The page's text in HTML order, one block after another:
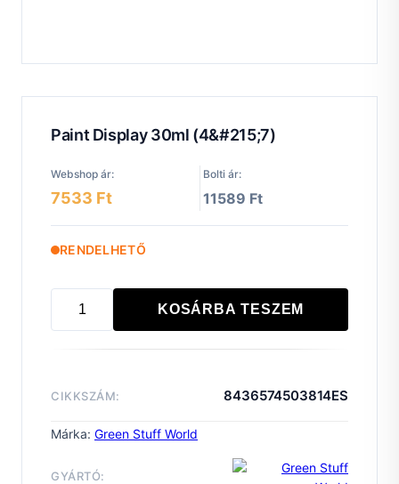
Paint Display 30ml (4&#215;7)
Webshop ár: Bolti ár:
7533 Ft 11589 Ft
RENDELHETŐ
Paint
KOSÁRBA TESZEM
CIKKSZÁM: 8436574503814ES
Márka: Green Stuff World
GYÁRTÓ: